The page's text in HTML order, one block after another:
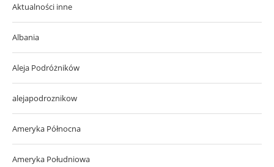
Aktualności inne
Albania
Aleja Podróżników
alejapodroznikow
Ameryka Północna
Ameryka Południowa